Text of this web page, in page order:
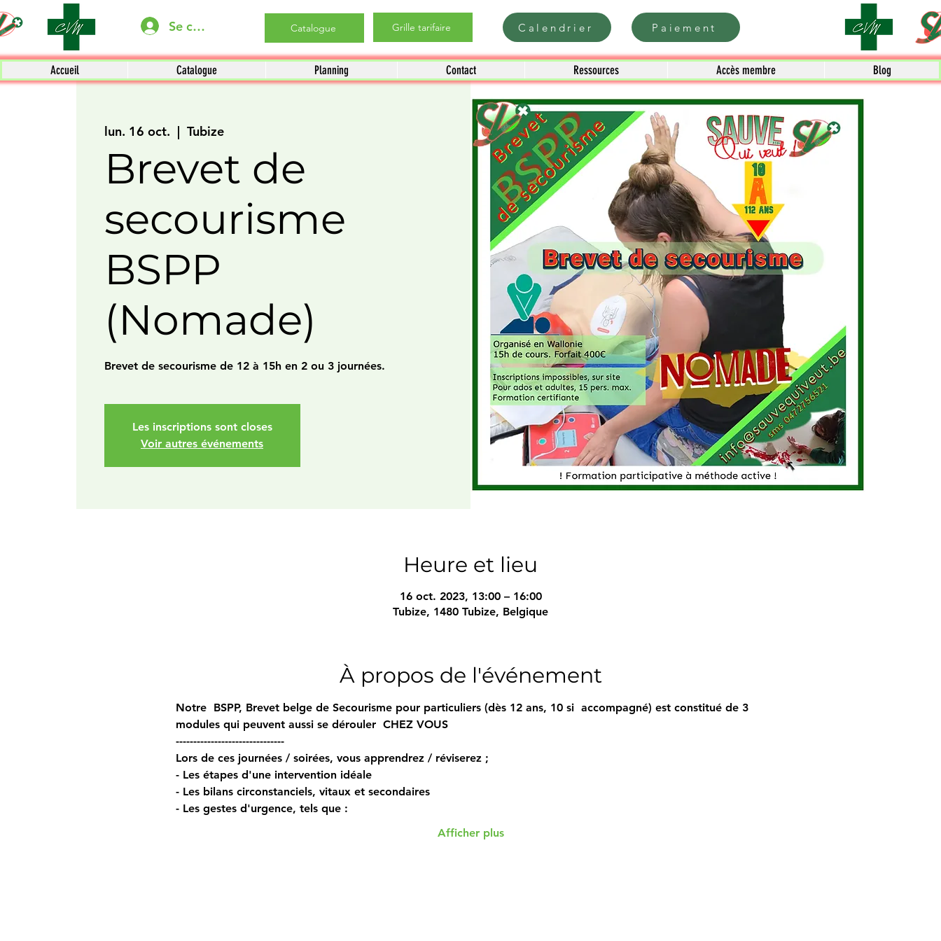
Se connecter Catalogue Grille tarifaire Calendrier Paiement
Accueil Catalogue Planning Contact Ressources Accès membre Blog
lun. 16 oct.
  |
Tubize
Brevet de
secourisme
BSPP
(Nomade)
Brevet de secourisme de 12 à 15h en 2 ou 3 journées.
Les inscriptions sont closes
Voir autres événements
Heure et lieu
16 oct. 2023, 13:00 – 16:00
Tubize, 1480 Tubize, Belgique
À propos de l'événement
Notre  BSPP, Brevet belge de Secourisme pour particuliers (dès 12 ans, 10 si  accompagné) est constitué de 3
modules qui peuvent aussi se dérouler  CHEZ VOUS
-------------------------------
Lors de ces journées / soirées, vous apprendrez / réviserez ;
- Les étapes d'une intervention idéale
- Les bilans circonstanciels, vitaux et secondaires
- Les gestes d'urgence, tels que :
Afficher plus